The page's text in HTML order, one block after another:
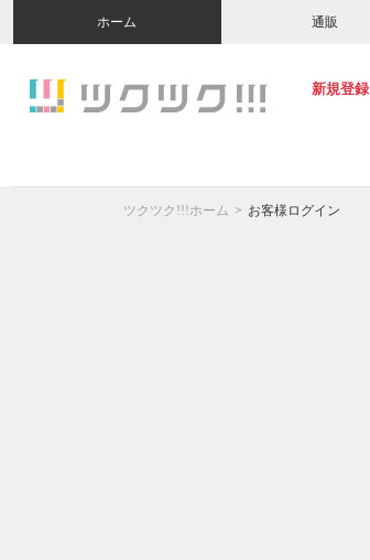
ホーム 通販
新規登録
ツクツク!!!ホーム お客様ログイン